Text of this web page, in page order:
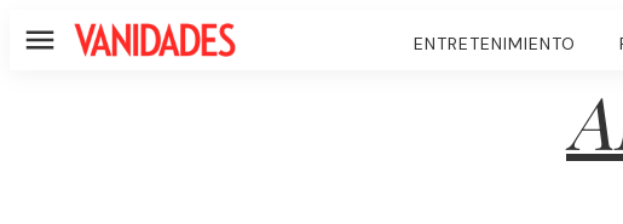
Menú ENTRETENIMIENTO